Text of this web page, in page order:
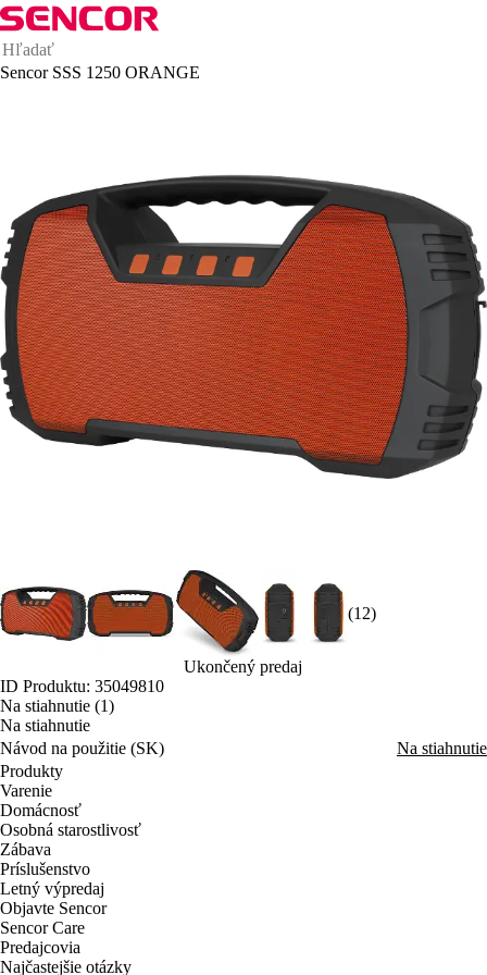
Sencor SSS 1250 ORANGE
(12)
Ukončený predaj
ID Produktu: 35049810
Na stiahnutie (1)
Na stiahnutie
Návod na použitie (SK)
Na stiahnutie
Produkty
Varenie
Domácnosť
Osobná starostlivosť
Zábava
Príslušenstvo
Letný výpredaj
Objavte Sencor
Sencor Care
Predajcovia
Najčastejšie otázky